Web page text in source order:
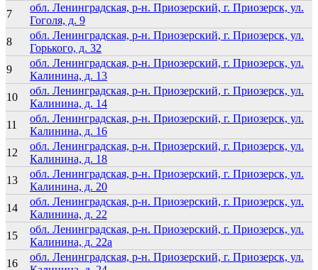
7
обл. Ленинградская, р-н. Приозерский, г. Приозерск, ул.
Гоголя, д. 9
8
обл. Ленинградская, р-н. Приозерский, г. Приозерск, ул.
Горького, д. 32
9
обл. Ленинградская, р-н. Приозерский, г. Приозерск, ул.
Калинина, д. 13
10
обл. Ленинградская, р-н. Приозерский, г. Приозерск, ул.
Калинина, д. 14
11
обл. Ленинградская, р-н. Приозерский, г. Приозерск, ул.
Калинина, д. 16
12
обл. Ленинградская, р-н. Приозерский, г. Приозерск, ул.
Калинина, д. 18
13
обл. Ленинградская, р-н. Приозерский, г. Приозерск, ул.
Калинина, д. 20
14
обл. Ленинградская, р-н. Приозерский, г. Приозерск, ул.
Калинина, д. 22
15
обл. Ленинградская, р-н. Приозерский, г. Приозерск, ул.
Калинина, д. 22а
16
обл. Ленинградская, р-н. Приозерский, г. Приозерск, ул.